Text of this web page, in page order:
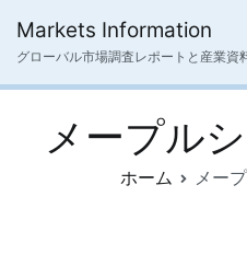
ス
Markets Information
グローバル市場調査レポートと産業資
メープル
ホーム メー